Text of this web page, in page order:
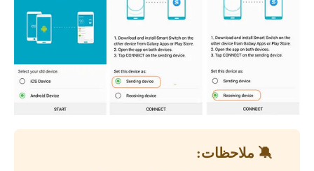
🔕 ملاحظات: